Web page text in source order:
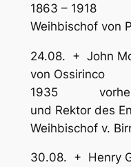
1863 – 1918
Weihbischof von
24.08. + John
von
1935 vorher
und Rektor des
Weihbischof v.
30.08. + Henry